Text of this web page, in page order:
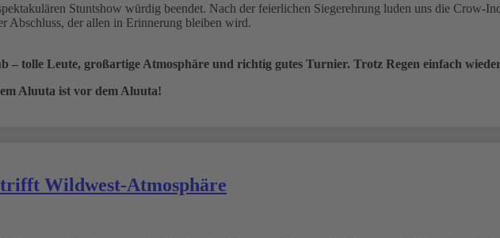
Stuntshow würdig beendet. Nach der feierlichen Siegerehrung luden uns die Crow-
Abschluss, der allen in Erinnerung bleiben wird.
tolle Leute, großartige Atmosphäre und richtig gutes Turnier. Trotz Regen einfach
Aluuta ist vor dem Aluuta!
Wildwest-Atmosphäre